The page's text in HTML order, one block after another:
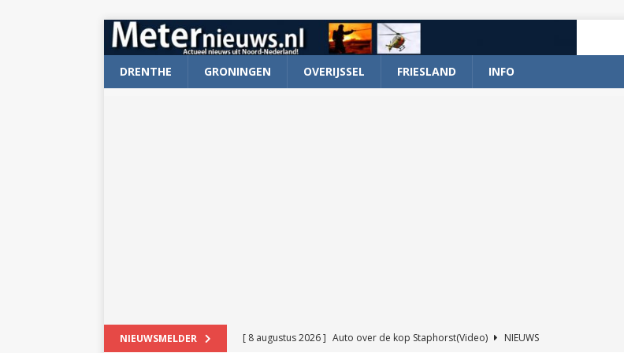
DRENTHE GRONINGEN OVERIJSSEL FRIESLAND INFO
NIEUWSMELDER [ 8 augustus 2026 ] Auto over de kop Staphorst(Video)
NIEUWS